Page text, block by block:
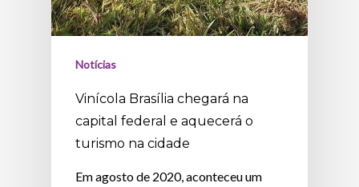
Notícias
Vinícola Brasília chegará na
capital federal e aquecerá o
turismo na cidade
Em agosto de 2020, aconteceu um